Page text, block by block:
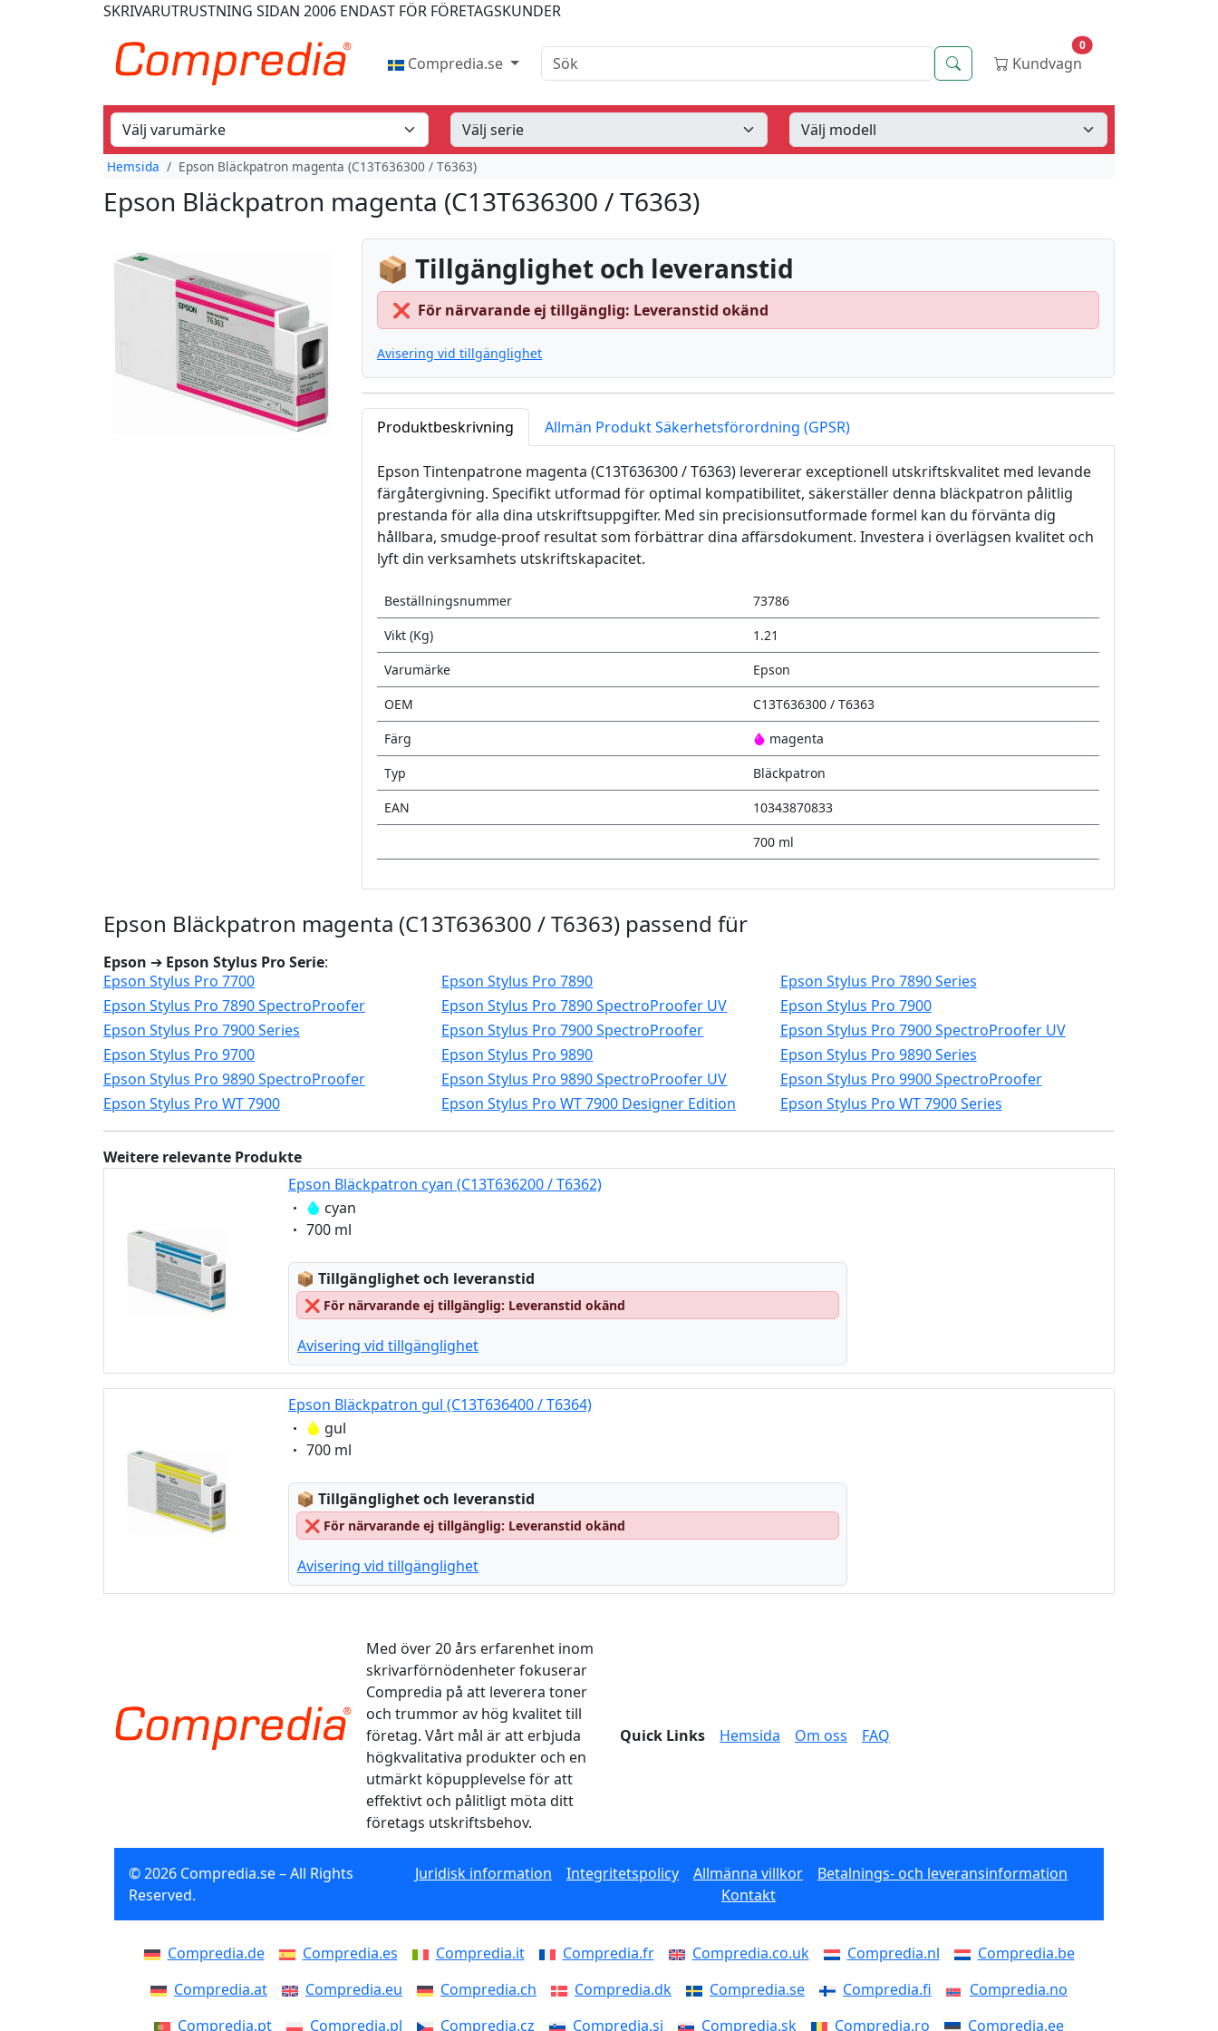
SKRIVARUTRUSTNING SIDAN 2006 ENDAST FÖR FÖRETAGSKUNDER
Compredia.se Sök Kundvagn
0
Hemsida Epson Bläckpatron magenta (C13T636300 / T6363)
Epson Bläckpatron magenta (C13T636300 / T6363)
📦 Tillgänglighet och leveranstid
❌ För närvarande ej tillgänglig: Leveranstid okänd
Avisering vid tillgänglighet
Produktbeskrivning Allmän Produkt Säkerhetsförordning (GPSR)
Epson Tintenpatrone magenta (C13T636300 / T6363) levererar exceptionell utskriftskvalitet med levande
färgåtergivning. Specifikt utformad för optimal kompatibilitet, säkerställer denna bläckpatron pålitlig
prestanda för alla dina utskriftsuppgifter. Med sin precisionsutformade formel kan du förvänta dig
hållbara, smudge-proof resultat som förbättrar dina affärsdokument. Investera i överlägsen kvalitet och
lyft din verksamhets utskriftskapacitet.
Beställningsnummer
73786
Vikt (Kg)
1.21
Varumärke
Epson
OEM
C13T636300 / T6363
Färg
magenta
Typ
Bläckpatron
EAN
10343870833
700 ml
Epson Bläckpatron magenta (C13T636300 / T6363) passend für
Epson ➔ Epson Stylus Pro Serie:
Epson Stylus Pro 7700
Epson Stylus Pro 7890
Epson Stylus Pro 7890 Series
Epson Stylus Pro 7890 SpectroProofer
Epson Stylus Pro 7890 SpectroProofer UV
Epson Stylus Pro 7900
Epson Stylus Pro 7900 Series
Epson Stylus Pro 7900 SpectroProofer
Epson Stylus Pro 7900 SpectroProofer UV
Epson Stylus Pro 9700
Epson Stylus Pro 9890
Epson Stylus Pro 9890 Series
Epson Stylus Pro 9890 SpectroProofer
Epson Stylus Pro 9890 SpectroProofer UV
Epson Stylus Pro 9900 SpectroProofer
Epson Stylus Pro WT 7900
Epson Stylus Pro WT 7900 Designer Edition Epson Stylus Pro WT 7900 Series
Weitere relevante Produkte
Epson Bläckpatron cyan (C13T636200 / T6362)
Eigenschaft:
cyan
Eigenschaft:
700 ml
📦 Lagerstatus:
Tillgänglighet och leveranstid
❌ För närvarande ej tillgänglig: Leveranstid okänd
Avisering vid tillgänglighet
Epson Bläckpatron gul (C13T636400 / T6364)
Eigenschaft:
gul
Eigenschaft:
700 ml
📦 Lagerstatus:
Tillgänglighet och leveranstid
❌ För närvarande ej tillgänglig: Leveranstid okänd
Avisering vid tillgänglighet
Med över 20 års erfarenhet inom
skrivarförnödenheter fokuserar
Compredia på att leverera toner
och trummor av hög kvalitet till
företag. Vårt mål är att erbjuda
högkvalitativa produkter och en
utmärkt köpupplevelse för att
effektivt och pålitligt möta ditt
företags utskriftsbehov.
Quick Links Hemsida Om oss FAQ
© 2026 Compredia.se – All Rights
Reserved.
Juridisk information Integritetspolicy Allmänna villkor
Betalnings- och leveransinformation
Kontakt
Compredia.de Compredia.es Compredia.it Compredia.fr Compredia.co.uk Compredia.nl
Compredia.be
Compredia.at
Compredia.eu Compredia.ch Compredia.dk Compredia.se Compredia.fi
Compredia.no
Compredia.pt
Compredia.pl Compredia.cz Compredia.si Compredia.sk Compredia.ro Compredia.ee